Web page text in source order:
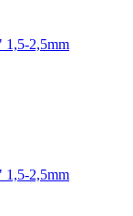
1,5-2,5mm
1,5-2,5mm